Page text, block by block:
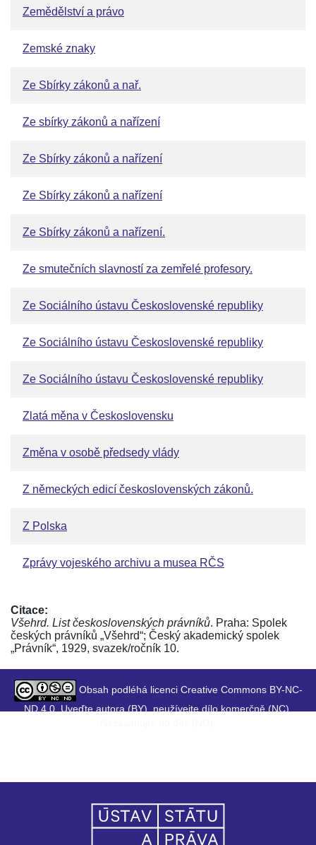
Zemědělství a právo
Zemské znaky
Ze Sbírky zákonů a nař.
Ze sbírky zákonů a nařízení
Ze Sbírky zákonů a nařízení
Ze Sbírky zákonů a nařízení
Ze Sbírky zákonů a nařízení.
Ze smutečních slavností za zemřelé profesory.
Ze Sociálního ústavu Československé republiky
Ze Sociálního ústavu Československé republiky
Ze Sociálního ústavu Československé republiky
Zlatá měna v Československu
Změna v osobě předsedy vlády
Z německých edicí československých zákonů.
Z Polska
Zprávy vojeského archivu a musea RČS
Citace:
Všehrd. List československých právníků. Praha: Spolek
českých právníků „Všehrd“; Český akademický spolek
„Právník“, 1929, svazek/ročník 10.
Obsah podléhá licenci Creative Commons BY-NC-
ND 4.0. Uveďte autora (BY), neužívejte dílo komerčně (NC),